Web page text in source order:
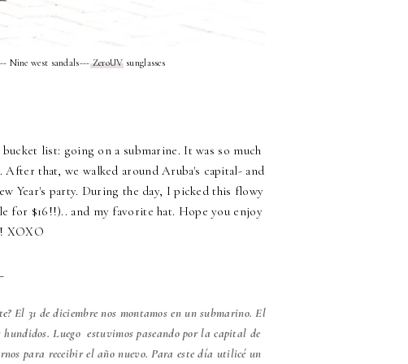
Nine west sandals---ZeroUVsunglasses
list: going on a submarine. It was so much
that, we walked around Aruba's capital- and
Year's party. During the day, I picked this flowy
for $16!!).. and my favorite hat. Hope you enjoy
XOXO
El 31 de diciembre nos montamos en un submarino. El
hundidos. Luego estuvimos paseando por la capital de
para receibir el año nuevo. Para este día utilicé un